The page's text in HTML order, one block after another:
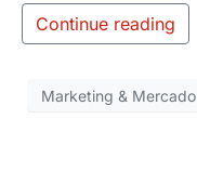
Continue reading
Marketing & Mercado